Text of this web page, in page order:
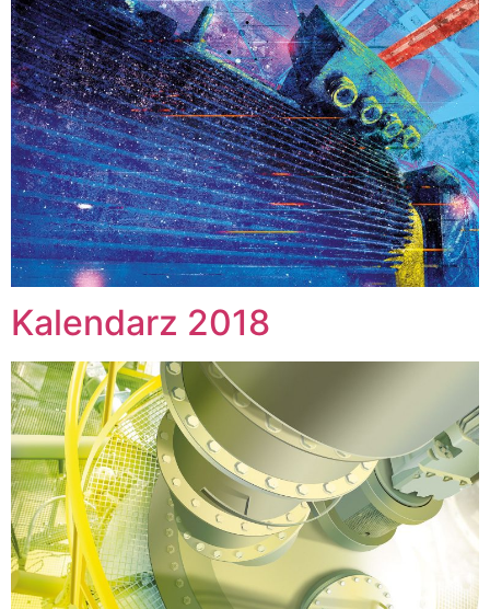
Kalendarz 2018